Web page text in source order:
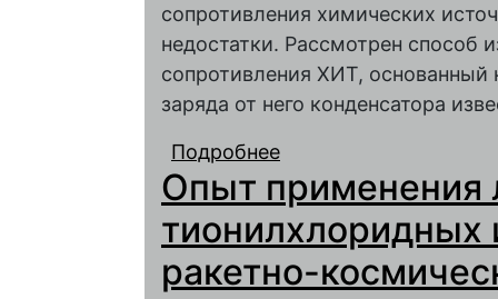
сопротивления химических
недостатки. Рассмотрен способ
сопротивления ХИТ, основанный
заряда от него конденсатора
Подробнее
тока (ХИТ)
Опыт применения
тионилхлоридных
ракетно-